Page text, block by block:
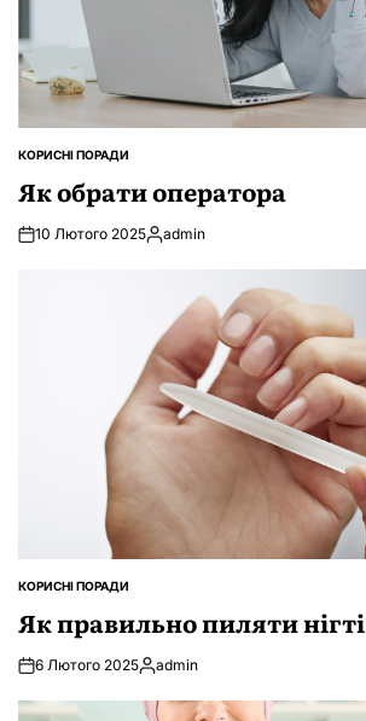
ОПУБЛІКУВАТИ
КОРИСНІ ПОРАДИ
Як обрати оператора
10 Лютого 2025Опубліковано
admin
ОПУБЛІКУВАТИ
КОРИСНІ ПОРАДИ
Як правильно пиляти нігті
6 Лютого 2025Опубліковано
admin